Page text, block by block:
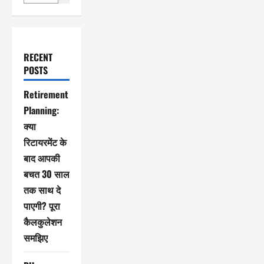
RECENT
POSTS
Retirement
Planning:
क्या
रिटायरमेंट के
बाद आपकी
बचत 30 साल
तक साथ दे
पाएगी? पूरा
कैलकुलेशन
समझिए